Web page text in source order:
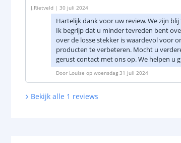
J.Rietveld | 30 juli 2024
Hartelijk dank voor uw review. We zijn
Ik begrijp dat u minder tevreden bent
over de losse stekker is waardevol voor
producten te verbeteren. Mocht u
gerust contact met ons op. We helpen u
Door Louise op woensdag 31 juli 2024
Bekijk alle 1 reviews